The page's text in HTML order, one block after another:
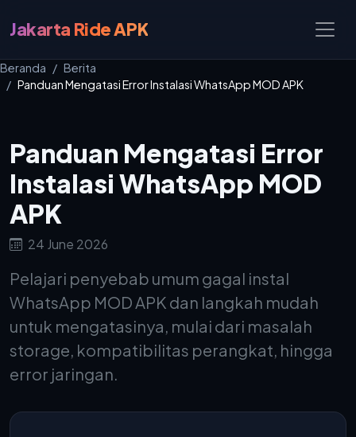
Jakarta Ride APK
Beranda
Berita
Panduan Mengatasi Error Instalasi WhatsApp MOD APK
Panduan Mengatasi Error
Instalasi WhatsApp MOD
APK
24 June 2026
Pelajari penyebab umum gagal instal
WhatsApp MOD APK dan langkah mudah
untuk mengatasinya, mulai dari masalah
storage, kompatibilitas perangkat, hingga
error jaringan.